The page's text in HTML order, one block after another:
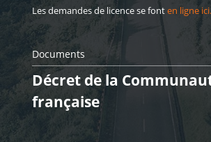
Les demandes de licence se fonten ligne ici.
Documents
Décret de la
française